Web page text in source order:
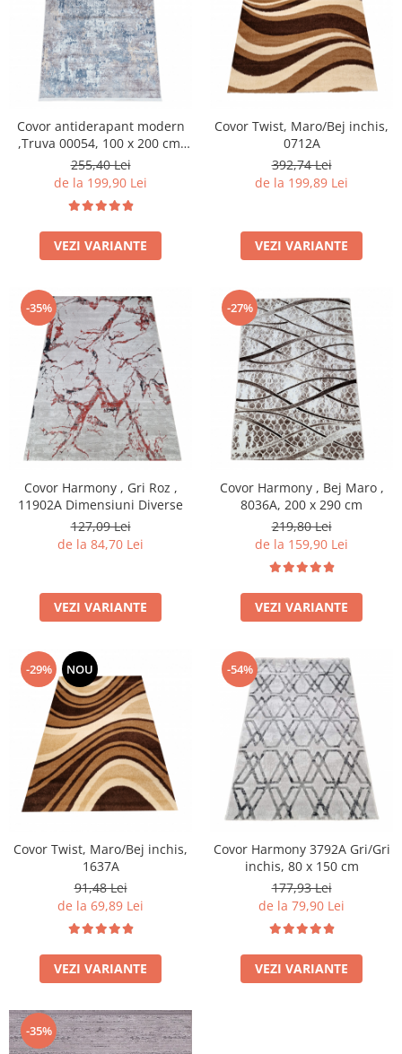
Covor antiderapant modern
,Truva 00054, 100 x 200 cm,
Gri Bej, Grosime 5mm
255,40 Lei
de la 199,90 Lei
VEZI VARIANTE
Covor Twist, Maro/Bej inchis,
0712A
392,74 Lei
de la 199,89 Lei
VEZI VARIANTE
-35%
Covor Harmony , Gri Roz ,
11902A Dimensiuni Diverse
127,09 Lei
de la 84,70 Lei
VEZI VARIANTE
-27%
Covor Harmony , Bej Maro ,
8036A, 200 x 290 cm
219,80 Lei
de la 159,90 Lei
VEZI VARIANTE
-29% NOU
Covor Twist, Maro/Bej inchis,
1637A
91,48 Lei
de la 69,89 Lei
VEZI VARIANTE
-54%
Covor Harmony 3792A Gri/Gri
inchis, 80 x 150 cm
177,93 Lei
de la 79,90 Lei
VEZI VARIANTE
-35%